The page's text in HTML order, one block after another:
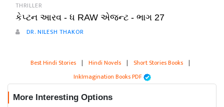
THRILLER
કેપ્ટન આરવ - ધ RAW એજન્ટ - ભાગ 27
DR. NILESH THAKOR
Best Hindi Stories | Hindi Novels | Short Stories Books |
InkImagination Books PDF
More Interesting Options